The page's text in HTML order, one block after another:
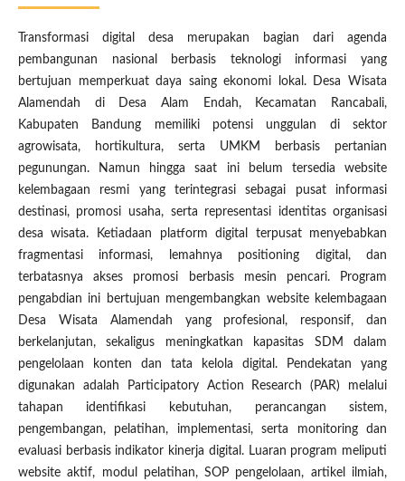
Transformasi digital desa merupakan bagian dari agenda
pembangunan nasional berbasis teknologi informasi yang
bertujuan memperkuat daya saing ekonomi lokal. Desa Wisata
Alamendah di Desa Alam Endah, Kecamatan Rancabali,
Kabupaten Bandung memiliki potensi unggulan di sektor
agrowisata, hortikultura, serta UMKM berbasis pertanian
pegunungan. Namun hingga saat ini belum tersedia website
kelembagaan resmi yang terintegrasi sebagai pusat informasi
destinasi, promosi usaha, serta representasi identitas organisasi
desa wisata. Ketiadaan platform digital terpusat menyebabkan
fragmentasi informasi, lemahnya positioning digital, dan
terbatasnya akses promosi berbasis mesin pencari. Program
pengabdian ini bertujuan mengembangkan website kelembagaan
Desa Wisata Alamendah yang profesional, responsif, dan
berkelanjutan, sekaligus meningkatkan kapasitas SDM dalam
pengelolaan konten dan tata kelola digital. Pendekatan yang
digunakan adalah Participatory Action Research (PAR) melalui
tahapan identifikasi kebutuhan, perancangan sistem,
pengembangan, pelatihan, implementasi, serta monitoring dan
evaluasi berbasis indikator kinerja digital. Luaran program meliputi
website aktif, modul pelatihan, SOP pengelolaan, artikel ilmiah,